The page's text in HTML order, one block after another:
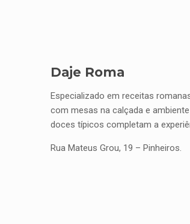
Daje Roma
Especializado em receitas
com mesas na calçada e
doces típicos completam a
Rua Mateus Grou, 19 – Pinheiros.